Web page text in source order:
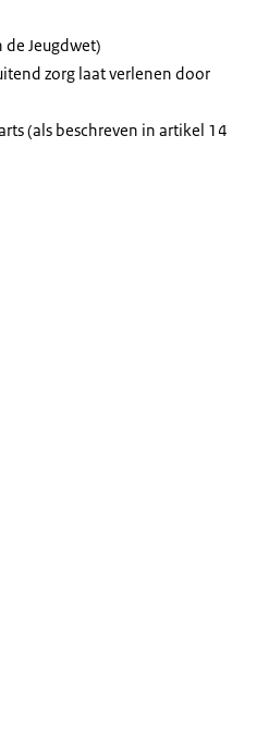
Jeugdwet)
zorg laat verlenen door
(als beschreven in artikel 14